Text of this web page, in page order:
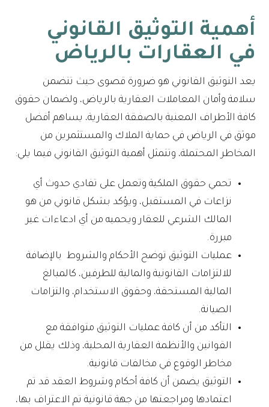
أهمية التوثيق القانوني
في العقارات بالرياض
يعد التوثيق القانوني هو ضرورة قصوى حيث تتضمن
سلامة وأمان المعاملات العقارية بالرياض، ولضمان حقوق
كافة الأطراف المعنية بالصفقة العقارية، يساهم أفضل
موثق في الرياض في حماية الملاك والمستثمرين من
المخاطر المحتملة، وتتمثل أهمية التوثيق القانوني فيما يلي:
تحمي حقوق الملكية وتعمل على تفادي حدوث أي
نزاعات في المستقبل، ويؤكد بشكل قانوني من هو
المالك الشرعي للعقار ويحميه من أي ادعاءات غير
مبررة.
عمليات التوثيق توضح الأحكام والشروط بالإضافة
للالتزامات القانونية والمالية للطرفين، كالمبالغ
المالية المستحقة، وحقوق الاستخدام، والتزامات
الصيانة.
التأكد من أن كافة عمليات التوثيق متوافقة مع
القوانين والأنظمة العقارية المحلية، وذلك يقلل من
مخاطر الوقوع في مخالفات قانونية.
التوثيق يضمن أن كافة أحكام وشروط العقد قد تم
اعتمادها ومراجعتها من جهة قانونية تم الاعتراف بها،